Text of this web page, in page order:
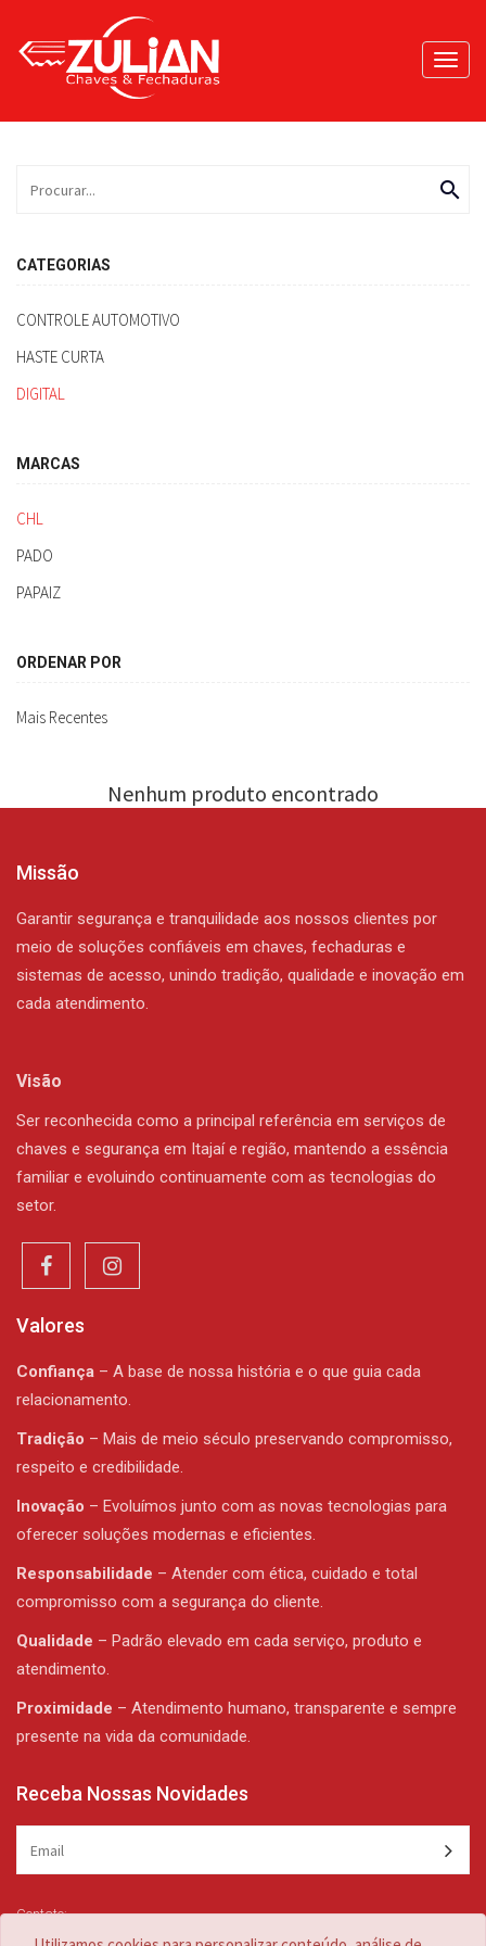
search
CATEGORIAS
CONTROLE AUTOMOTIVO
HASTE CURTA
DIGITAL
MARCAS
CHL
PADO
PAPAIZ
ORDENAR POR
Mais Recentes
Nenhum produto encontrado
Missão
Garantir segurança e tranquilidade aos nossos clientes por
meio de soluções confiáveis em chaves, fechaduras e
sistemas de acesso, unindo tradição, qualidade e inovação em
cada atendimento.
Visão
Ser reconhecida como a principal referência em serviços de
chaves e segurança em Itajaí e região, mantendo a essência
familiar e evoluindo continuamente com as tecnologias do
setor.
Valores
Confiança – A base de nossa história e o que guia cada
relacionamento.
Tradição – Mais de meio século preservando compromisso,
respeito e credibilidade.
Inovação – Evoluímos junto com as novas tecnologias para
oferecer soluções modernas e eficientes.
Responsabilidade – Atender com ética, cuidado e total
compromisso com a segurança do cliente.
Qualidade – Padrão elevado em cada serviço, produto e
atendimento.
Proximidade – Atendimento humano, transparente e sempre
presente na vida da comunidade.
Receba Nossas Novidades
Contato: